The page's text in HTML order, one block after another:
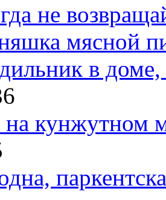
не
мясной
в доме,
кунжутном